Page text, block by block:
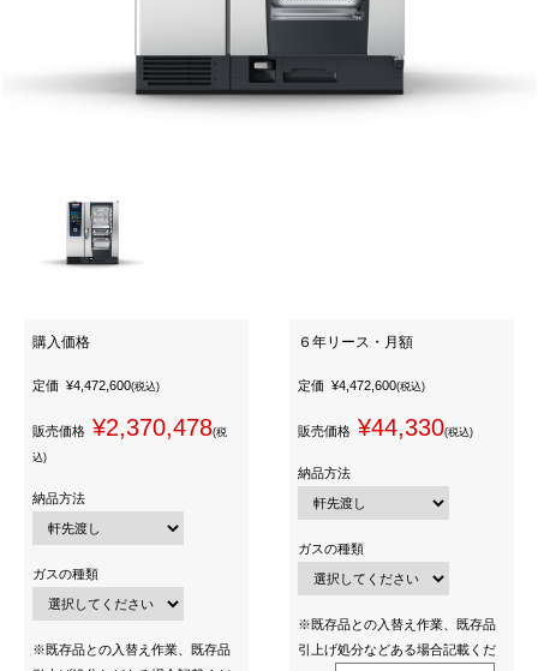
購入価格
定価 ¥4,472,600(税込)
販売価格 ¥2,370,478(税
込)
納品方法
ガスの種類
※既存品との入替え作業、既存品
６年リース・月額
定価 ¥4,472,600(税込)
販売価格 ¥44,330(税込)
納品方法
ガスの種類
※既存品との入替え作業、既存品
引上げ処分などある場合記載くだ